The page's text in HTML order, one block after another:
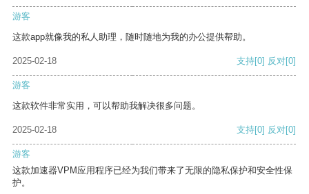
游客
这款app就像我的私人助理，随时随地为我的办公提供帮助。
2025-02-18 支持[0] 反对[0]
游客
这款软件非常实用，可以帮助我解决很多问题。
2025-02-18 支持[0] 反对[0]
游客
这款加速器VPM应用程序已经为我们带来了无限的隐私保护和安全性保
护。